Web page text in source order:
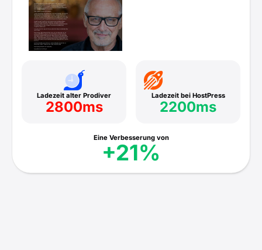
Ladezeit alter Prodiver
2800ms
Ladezeit bei HostPress
2200ms
Eine Verbesserung von
+21%